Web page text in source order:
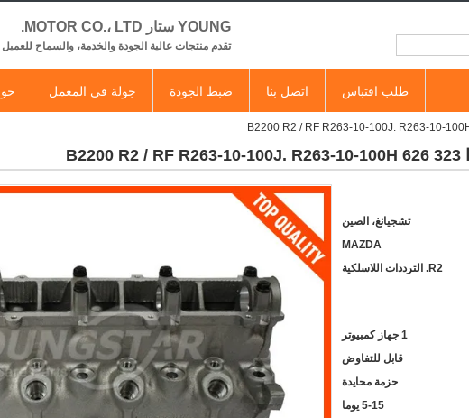
YOUNG ستار MOTOR CO.، LTD.
تقدم منتجات عالية الجودة والخدمة، والسماح
جولة في المعمل ضبط الجودة اتصل بنا طلب اقتباس
تشجيانغ، الصين
MAZDA
R2. الترددات اللاسلكية
1 جهاز كمبيوتر
قابل للتفاوض
حزمة محايدة
5-15 يوما